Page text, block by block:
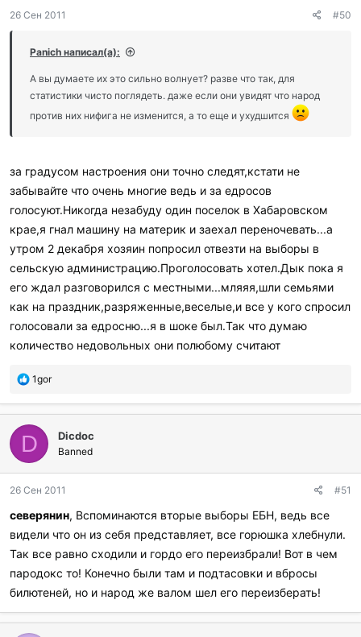
а
и
и
:
26 Сен 2011 #50
Panich написал(а):
А вы думаете их это сильно волнует? разве что так, для
статистики чисто поглядеть. даже если они увидят что народ
против них нифига не изменится, а то еще и ухудшится
за градусом настроения они точно следят,кстати не
забывайте что очень многие ведь и за едросов
голосуют.Никогда незабуду один поселок в Хабаровском
крае,я гнал машину на материк и заехал переночевать...а
утром 2 декабря хозяин попросил отвезти на выборы в
сельскую администрацию.Проголосовать хотел.Дык пока я
его ждал разговорился с местными...мляяя,шли семьями
как на праздник,разряженные,веселые,и все у кого спросил
голосовали за едросню...я в шоке был.Так что думаю
количество недовольных они полюбому считают
П
б
л
а
г
о
а
и
л
и
1gor
D Dicdoc
Banned
26 Сен 2011 #51
северянин, Вспоминаются вторые выборы ЕБН, ведь все
видели что он из себя представляет, все горюшка хлебнули.
Так все равно сходили и гордо его переизбрали! Вот в чем
пародокс то! Конечно были там и подтасовки и вбросы
билютеней, но и народ же валом шел его переизберать!